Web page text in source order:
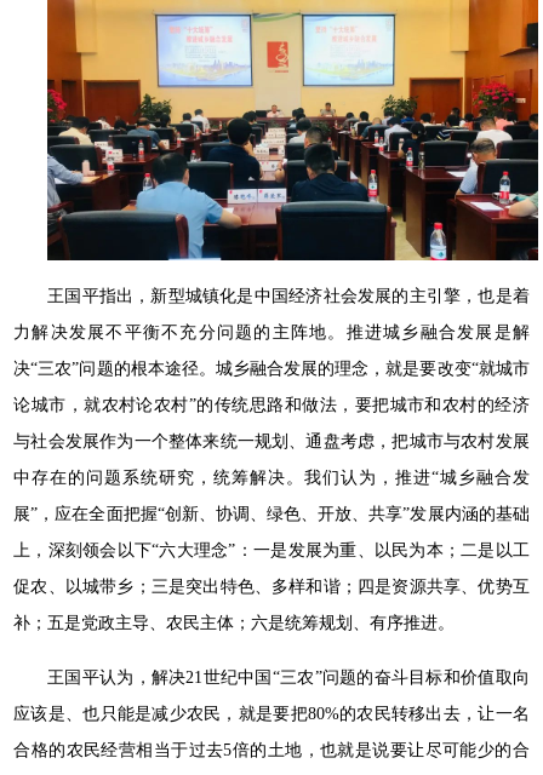
王国平指出，新型城镇化是中国经济社会发展的主引擎，也是着
力解决发展不平衡不充分问题的主阵地。推进城乡融合发展是解
决“三农”问题的根本途径。城乡融合发展的理念，就是要改变“就城市
论城市，就农村论农村”的传统思路和做法，要把城市和农村的经济
与社会发展作为一个整体来统一规划、通盘考虑，把城市与农村发展
中存在的问题系统研究，统筹解决。我们认为，推进“城乡融合发
展”，应在全面把握“创新、协调、绿色、开放、共享”发展内涵的基础
上，深刻领会以下“六大理念”：一是发展为重、以民为本；二是以工
促农、以城带乡；三是突出特色、多样和谐；四是资源共享、优势互
补；五是党政主导、农民主体；六是统筹规划、有序推进。
王国平认为，解决21世纪中国“三农”问题的奋斗目标和价值取向
应该是、也只能是减少农民，就是要把80%的农民转移出去，让一名
合格的农民经营相当于过去5倍的土地，也就是说要让尽可能少的合